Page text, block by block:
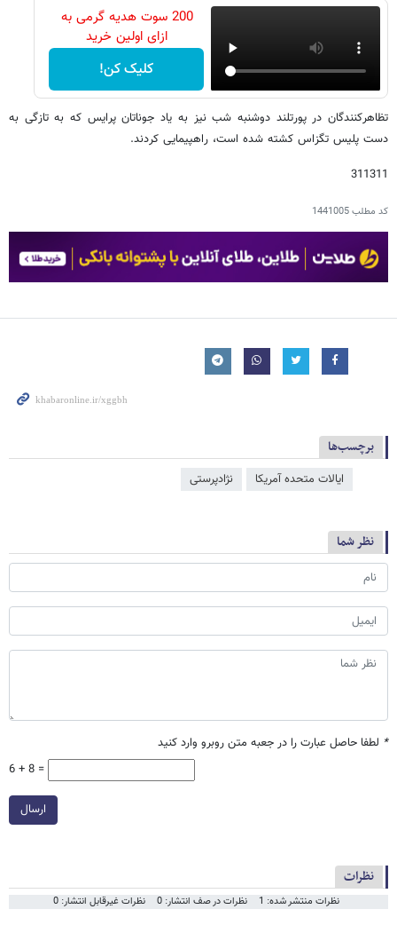
200 سوت هدیه گرمی به
ازای اولین خرید
کلیک کن!
تظاهرکنندگان در پورتلند دوشنبه شب نیز به یاد جوناتان پرایس که به تازگی به
دست پلیس تگزاس کشته شده است، راهپیمایی کردند.
311311
کد مطلب1441005
برچسب‌ها
ایالات متحده آمریکا نژادپرستی
نظر شما
* لطفا حاصل عبارت را در جعبه متن روبرو وارد کنید
6 + 8 =
ارسال
نظرات
نظرات منتشر شده: 1 نظرات در صف انتشار: 0 نظرات غیرقابل انتشار: 0